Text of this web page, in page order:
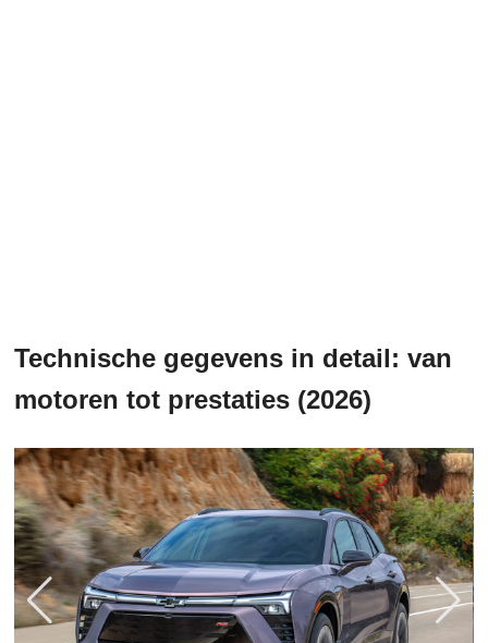
Technische gegevens in detail: van
motoren tot prestaties (2026)